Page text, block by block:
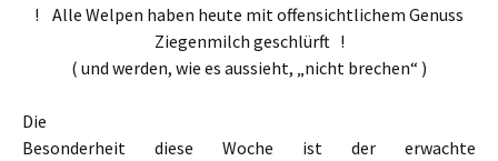
! Alle Welpen haben heute mit offensichtlichem Genuss
Ziegenmilch geschlürft !
( und werden, wie es aussieht, „nicht brechen“ )
Die
Besonderheit diese Woche ist der erwachte